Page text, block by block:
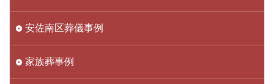
安佐南区葬儀事例
家族葬事例